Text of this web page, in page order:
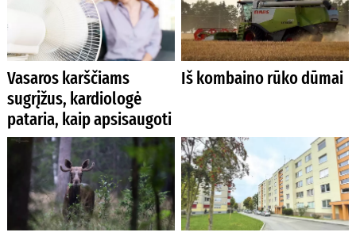
Vasaros karščiams
sugrįžus, kardiologė
pataria, kaip apsisaugoti
Iš kombaino rūko dūmai